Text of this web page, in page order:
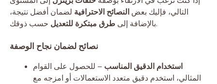
التالي، فإليك بعض النصائح الاحترافية لضمان أفضل نتيجة،
بالإضافة إلى طرق مبتكرة للتعديل حسب ذوقك.
نصائح لضمان نجاح الوصفة
استخدام الدقيق المناسب – للحصول على القوام
المثالي، استخدم دقيق متعدد الاستعمالات أو امزجه مع